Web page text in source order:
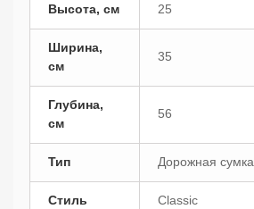
Высота, см 25
Ширина,
см
35
Глубина,
см
56
Тип Дорожная сумка
Стиль Classic